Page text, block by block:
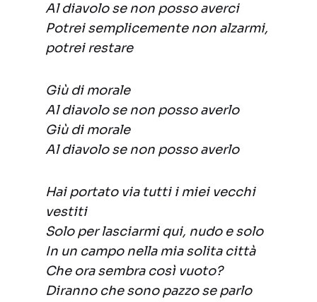
Al diavolo se non posso averci
Potrei semplicemente non alzarmi,
potrei restare
Giù di morale
Al diavolo se non posso averlo
Giù di morale
Al diavolo se non posso averlo
Hai portato via tutti i miei vecchi
vestiti
Solo per lasciarmi qui, nudo e solo
In un campo nella mia solita città
Che ora sembra così vuoto?
Diranno che sono pazzo se parlo